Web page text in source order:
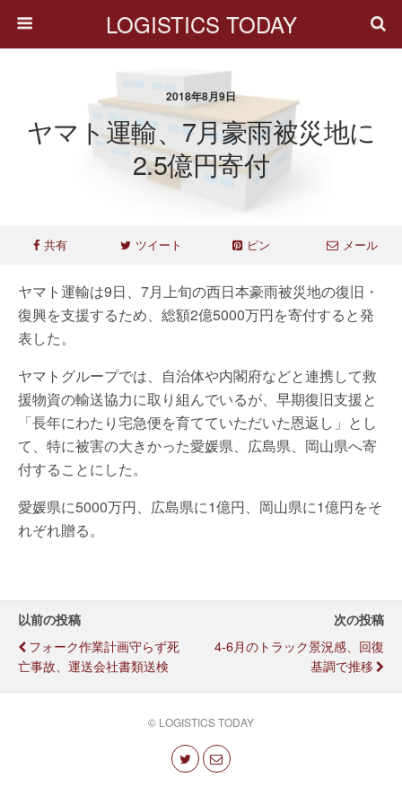
LOGISTICS TODAY
2018年8月9日
ヤマト運輸、7月豪雨被災地に
2.5億円寄付
共有 ツイート ピン メール
ヤマト運輸は9日、7月上旬の西日本豪雨被災地の復旧・
復興を支援するため、総額2億5000万円を寄付すると発
表した。
ヤマトグループでは、自治体や内閣府などと連携して救
援物資の輸送協力に取り組んでいるが、早期復旧支援と
「長年にわたり宅急便を育てていただいた恩返し」とし
て、特に被害の大きかった愛媛県、広島県、岡山県へ寄
付することにした。
愛媛県に5000万円、広島県に1億円、岡山県に1億円をそ
れぞれ贈る。
以前の投稿
フォーク作業計画守らず死
亡事故、運送会社書類送検
次の投稿
4-6月のトラック景況感、回復
基調で推移
© LOGISTICS TODAY